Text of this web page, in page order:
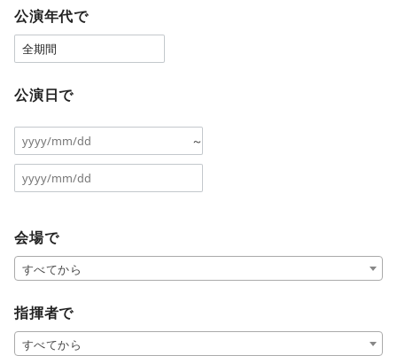
公演年代で
公演日で
～
会場で
すべてから
指揮者で
すべてから